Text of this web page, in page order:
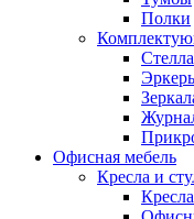
Полки
Офисная мебель
Кресла и